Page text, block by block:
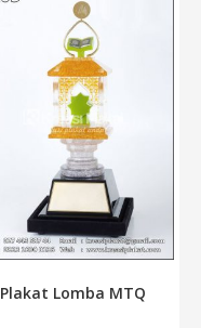
Plakat Lomba MTQ